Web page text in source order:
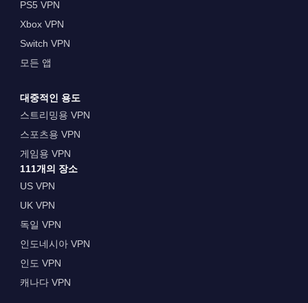
PS5 VPN
Xbox VPN
Switch VPN
모든 앱
대중적인 용도
스트리밍용 VPN
스포츠용 VPN
게임용 VPN
111개의 장소
US VPN
UK VPN
독일 VPN
인도네시아 VPN
인도 VPN
캐나다 VPN